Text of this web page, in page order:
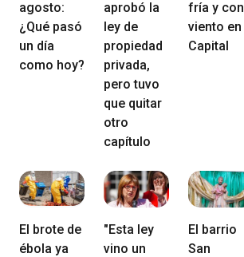
agosto:
¿Qué pasó
un día
como hoy?
aprobó la
ley de
propiedad
privada,
pero tuvo
que quitar
otro
capítulo
fría y con
viento en
Capital
El brote de
ébola ya
"Esta ley
vino un
El barrio
San